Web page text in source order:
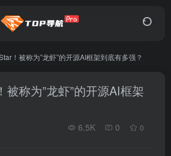
！被称为”龙虾”的开源AI框架到底有多强？
被称为”龙虾”的开源AI框架
6.5K 0 0